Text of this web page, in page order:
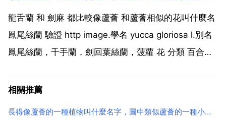
龍舌蘭 和 劍麻 都比較像蘆薈 和蘆薈相似的花叫什麼名
鳳尾絲蘭 驗證 http image.學名 yucca gloriosa l.別名
鳳尾絲蘭，千手蘭，劍回葉絲蘭，菠蘿 花 分類 百合科
gloriosa 花語 盛開的希望 產地...
相關推薦
長得像蘆薈的一種植物叫什麼名字，圖中類似蘆薈的一種小植物，叫什麼名字？